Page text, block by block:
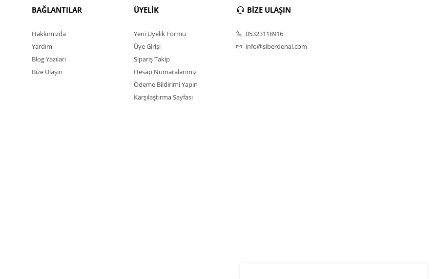
BAĞLANTILAR
Hakkımızda
Yardım
Blog Yazıları
Bize Ulaşın
ÜYELİK
Yeni Üyelik Formu
Üye Girişi
Sipariş Takip
Hesap Numaralarımız
Ödeme Bildirimi Yapın
Karşılaştırma Sayfası
BİZE ULAŞIN
05323118916
info@siberdenal.com